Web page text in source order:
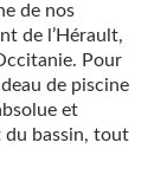
de nos
de l’Hérault,
Pour
de piscine
et
du bassin, tout